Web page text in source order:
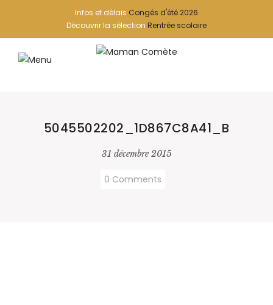
Infos et délais Congés d'été 2026
Découvrir la sélection Rentrée scolaire
5045502202_1D867C8A41_B
31 décembre 2015
0 Comments